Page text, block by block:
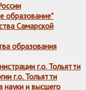
образование"
Самарской
образования
г.о. Тольятти
г.о. Тольятти
науки и высшего